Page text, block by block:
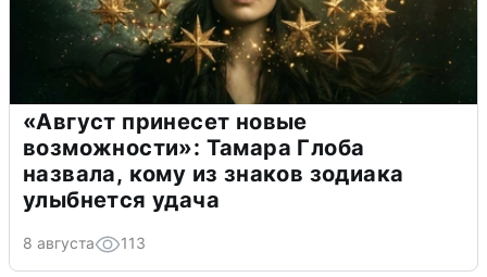
«Август принесет новые
возможности»: Тамара Глоба
назвала, кому из знаков зодиака
улыбнется удача
8 августа 113